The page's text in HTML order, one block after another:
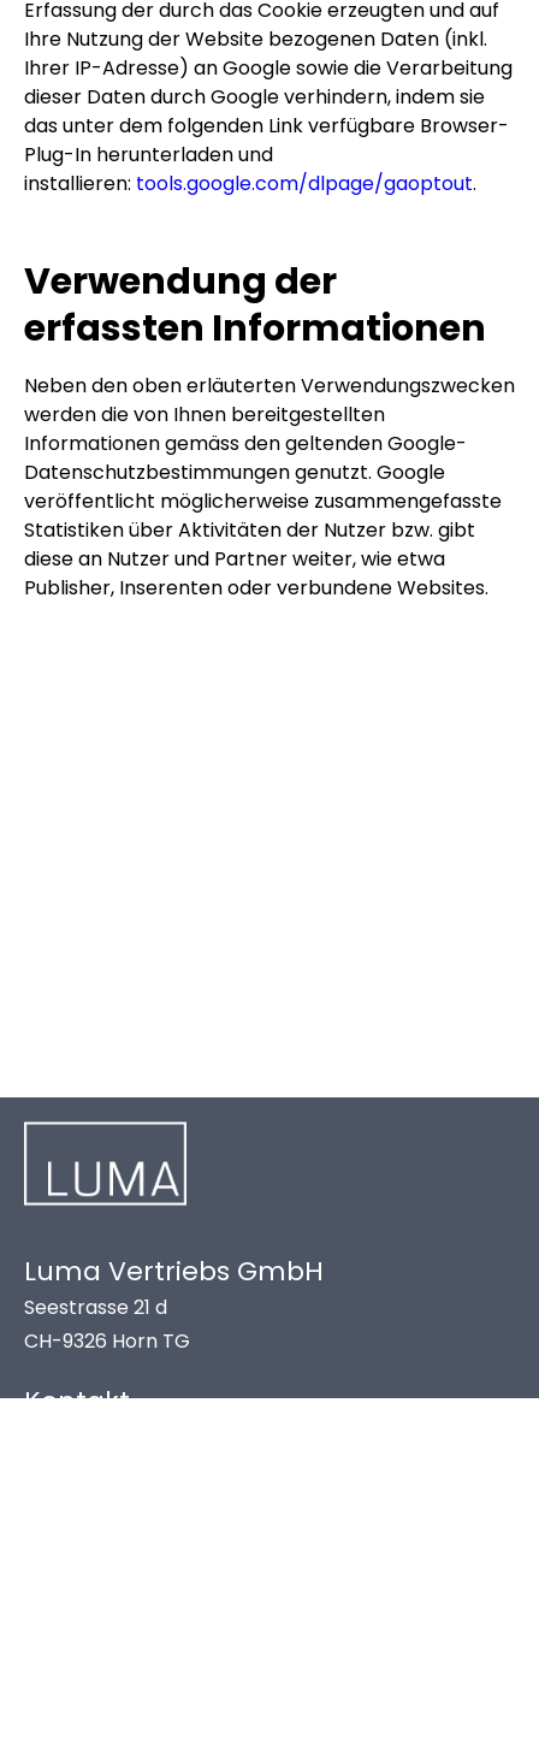
Erfassung der durch das Cookie erzeugten und auf
Ihre Nutzung der Website bezogenen Daten (inkl.
Ihrer IP-Adresse) an Google sowie die Verarbeitung
dieser Daten durch Google verhindern, indem sie
das unter dem folgenden Link verfügbare Browser-
Plug-In herunterladen und
installieren: tools.google.com/dlpage/gaoptout.
Verwendung der
erfassten Informationen
Neben den oben erläuterten Verwendungszwecken
werden die von Ihnen bereitgestellten
Informationen gemäss den geltenden Google-
Datenschutzbestimmungen genutzt. Google
veröffentlicht möglicherweise zusammengefasste
Statistiken über Aktivitäten der Nutzer bzw. gibt
diese an Nutzer und Partner weiter, wie etwa
Publisher, Inserenten oder verbundene Websites.
Luma Vertriebs GmbH
Seestrasse 21 d
CH-9326 Horn TG
Kontakt